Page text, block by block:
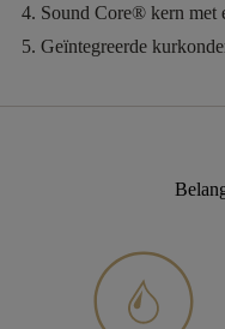
Sound Core® kern met
Geïntegreerde